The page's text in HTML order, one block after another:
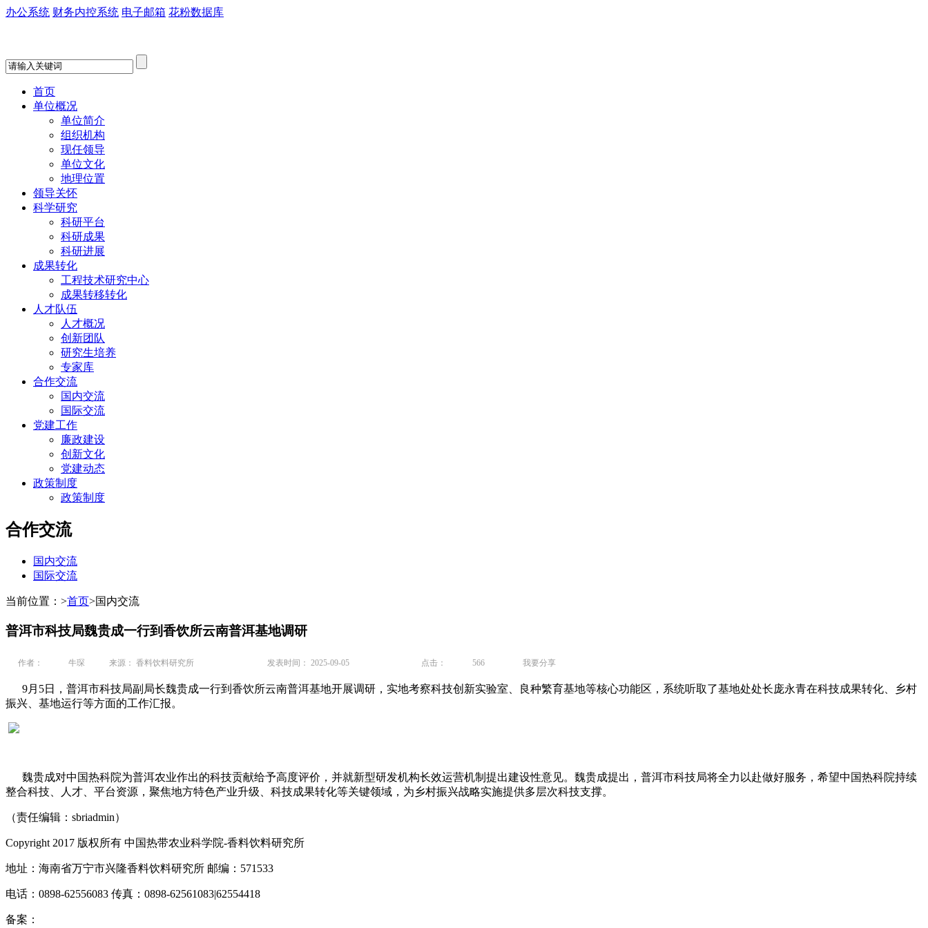
办公系统 财务内控系统 电子邮箱 花粉数据库
首页
单位概况
单位简介
组织机构
现任领导
单位文化
地理位置
领导关怀
科学研究
科研平台
科研成果
科研进展
成果转化
工程技术研究中心
成果转移转化
人才队伍
人才概况
创新团队
研究生培养
专家库
合作交流
国内交流
国际交流
党建工作
廉政建设
创新文化
党建动态
政策制度
政策制度
合作交流
国内交流
国际交流
当前位置： >首页>国内交流
普洱市科技局魏贵成一行到香饮所云南普洱基地调研
作者： 牛琛 来源： 香料饮料研究所 发表时间： 2025-09-05 点击： 566 我要分享
9月5日，普洱市科技局副局长魏贵成一行到香饮所云南普洱基地开展调研，实地考察科技创新实验室、良种繁育基地等核心功能区，系统听取了基地处处长庞永青在科技成果转化、乡村
振兴、基地运行等方面的工作汇报。
魏贵成对中国热科院为普洱农业作出的科技贡献给予高度评价，并就新型研发机构长效运营机制提出建设性意见。魏贵成提出，普洱市科技局将全力以赴做好服务，希望中国热科院持续
整合科技、人才、平台资源，聚焦地方特色产业升级、科技成果转化等关键领域，为乡村振兴战略实施提供多层次科技支撑。
（责任编辑：sbriadmin）
Copyright 2017 版权所有 中国热带农业科学院-香料饮料研究所
地址：海南省万宁市兴隆香料饮料研究所 邮编：571533
电话：0898-62556083 传真：0898-62561083|62554418
备案：